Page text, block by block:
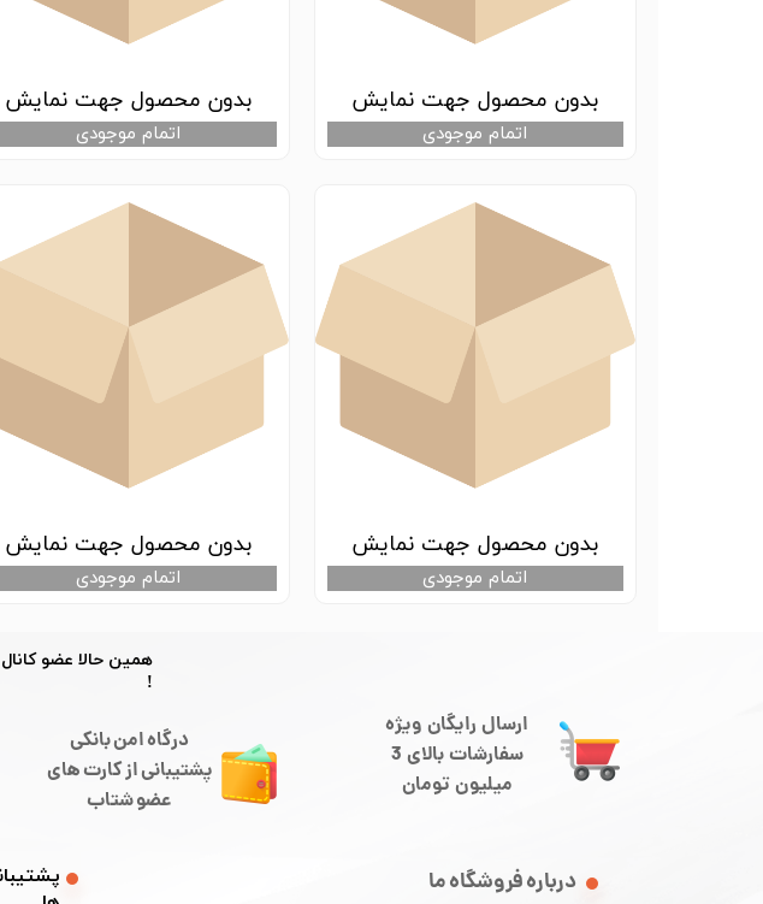
بدون محصول جهت نمایش
اتمام موجودی
بدون محصول جهت نمایش
اتمام موجودی
بدون محصول جهت نمایش
اتمام موجودی
بدون محصول جهت نمایش
اتمام موجودی
ارسال رایگان ویژه
سفارشات بالای 3
میلیون تومان
درباره فروشگاه ما
درگاه امن بانکی
​​​​​​پشتیبانی از کارت های
​​​​​​​عضو شتاب
​​همین حالا عضو
!